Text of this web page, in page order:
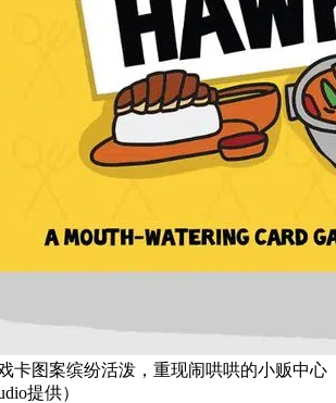
卡图案缤纷活泼，重现闹哄哄的小贩中心
提供）